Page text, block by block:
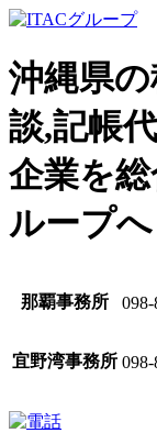
沖縄県
談,記帳
企業を
ループへ
那覇事務所
宜野湾事務所